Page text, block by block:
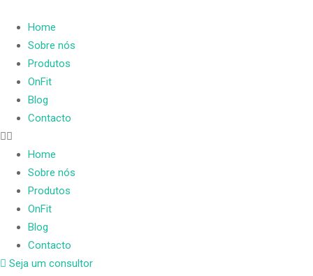
Home
Sobre nós
Produtos
OnFit
Blog
Contacto
Home
Sobre nós
Produtos
OnFit
Blog
Contacto
Seja um consultor